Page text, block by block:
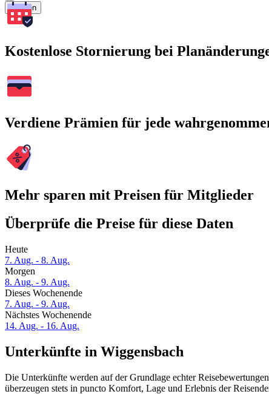
Suchen
Kostenlose Stornierung bei
Verdiene Prämien für jede
Mehr sparen mit Preisen für Mitglieder
Überprüfe die Preise für diese Daten
Heute
7. Aug. - 8. Aug.
Morgen
8. Aug. - 9. Aug.
Dieses Wochenende
7. Aug. - 9. Aug.
Nächstes Wochenende
14. Aug. - 16. Aug.
Unterkünfte in Wiggensbach
Die Unterkünfte werden auf der Grundlage echter
überzeugen stets in puncto Komfort, Lage und Erlebnis der